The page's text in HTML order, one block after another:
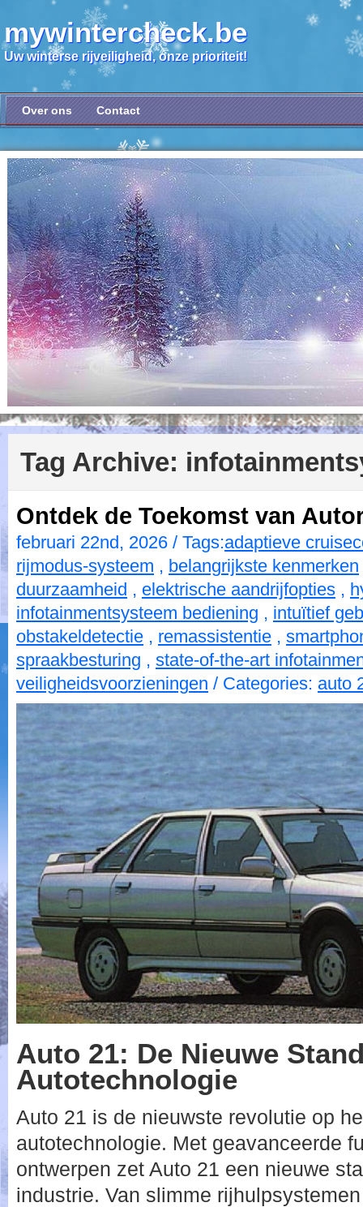
mywintercheck.be
Uw winterse rijveiligheid, onze prioriteit!
Over ons Contact
Tag Archive:
Ontdek de Toekomst van
februari 22nd, 2026 / Tags:adaptieve
rijmodus-systeem , belangrijkste kenmerken
duurzaamheid , elektrische aandrijfopties ,
infotainmentsysteem bediening , intuïtief
obstakeldetectie , remassistentie ,
spraakbesturing , state-of-the-art
veiligheidsvoorzieningen / Categories: auto
Auto 21: De Nieuwe
Autotechnologie
Auto 21 is de nieuwste revolutie op
autotechnologie. Met geavanceerde
ontwerpen zet Auto 21 een nieuwe
industrie. Van slimme